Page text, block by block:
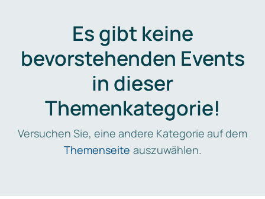
Es gibt keine
bevorstehenden Events
in dieser
Themenkategorie!
Versuchen Sie, eine andere Kategorie auf dem
Themenseite auszuwählen.